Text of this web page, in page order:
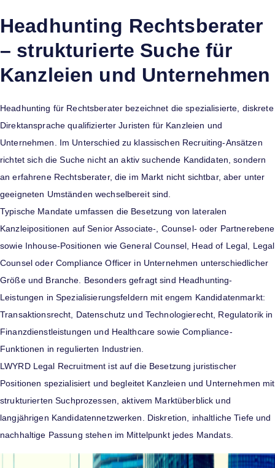
Headhunting Rechtsberater
– strukturierte Suche für
Kanzleien und Unternehmen
Headhunting für Rechtsberater bezeichnet die spezialisierte, diskrete
Direktansprache qualifizierter Juristen für Kanzleien und
Unternehmen. Im Unterschied zu klassischen Recruiting-Ansätzen
richtet sich die Suche nicht an aktiv suchende Kandidaten, sondern
an erfahrene Rechtsberater, die im Markt nicht sichtbar, aber unter
geeigneten Umständen wechselbereit sind.
Typische Mandate umfassen die Besetzung von lateralen
Kanzleipositionen auf Senior Associate-, Counsel- oder Partnerebene
sowie Inhouse-Positionen wie General Counsel, Head of Legal, Legal
Counsel oder Compliance Officer in Unternehmen unterschiedlicher
Größe und Branche. Besonders gefragt sind Headhunting-
Leistungen in Spezialisierungsfeldern mit engem Kandidatenmarkt:
Transaktionsrecht, Datenschutz und Technologierecht, Regulatorik in
Finanzdienstleistungen und Healthcare sowie Compliance-
Funktionen in regulierten Industrien.
LWYRD Legal Recruitment ist auf die Besetzung juristischer
Positionen spezialisiert und begleitet Kanzleien und Unternehmen mit
strukturierten Suchprozessen, aktivem Marktüberblick und
langjährigen Kandidatennetzwerken. Diskretion, inhaltliche Tiefe und
nachhaltige Passung stehen im Mittelpunkt jedes Mandats.